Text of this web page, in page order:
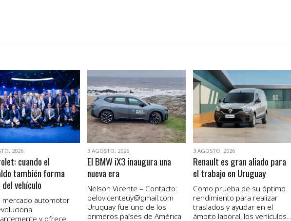
VER NOTA
2026
cuando el
también forma
vehículo
mercado automotor
y ofrece
VER NOTA
3 AGOSTO, 2026
El BMW iX3 inaugura una
nueva era
Nelson Vicente – Contacto:
pelovicenteuy@gmail.com
Uruguay fue uno de los
primeros países de América
VER NOTA
3 AGOSTO, 2026
Renault es gran aliado para
el trabajo en Uruguay
Como prueba de su óptimo
rendimiento para realizar
traslados y ayudar en el
ámbito laboral, los vehículos...